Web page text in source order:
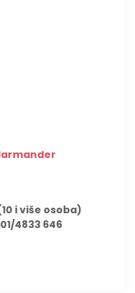
i više osoba)
4833 646